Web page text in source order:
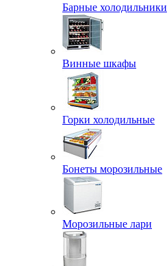
Барные холодильники
Винные шкафы
Горки холодильные
Бонеты морозильные
Морозильные лари